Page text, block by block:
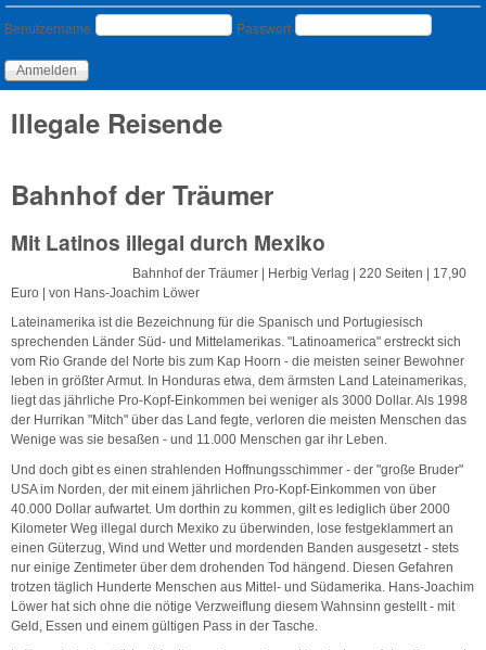
Benutzeranmeldung
Benutzername Passwort
Illegale Reisende
Bahnhof der Träumer
Mit Latinos illegal durch Mexiko
Bahnhof der Träumer | Herbig Verlag | 220 Seiten | 17,90
Euro | von Hans-Joachim Löwer
Lateinamerika ist die Bezeichnung für die Spanisch und Portugiesisch
sprechenden Länder Süd- und Mittelamerikas. "Latinoamerica" erstreckt sich
vom Rio Grande del Norte bis zum Kap Hoorn - die meisten seiner Bewohner
leben in größter Armut. In Honduras etwa, dem ärmsten Land Lateinamerikas,
liegt das jährliche Pro-Kopf-Einkommen bei weniger als 3000 Dollar. Als 1998
der Hurrikan "Mitch" über das Land fegte, verloren die meisten Menschen das
Wenige was sie besaßen - und 11.000 Menschen gar ihr Leben.
Und doch gibt es einen strahlenden Hoffnungsschimmer - der "große Bruder"
USA im Norden, der mit einem jährlichen Pro-Kopf-Einkommen von über
40.000 Dollar aufwartet. Um dorthin zu kommen, gilt es lediglich über 2000
Kilometer Weg illegal durch Mexiko zu überwinden, lose festgeklammert an
einen Güterzug, Wind und Wetter und mordenden Banden ausgesetzt - stets
nur einige Zentimeter über dem drohenden Tod hängend. Diesen Gefahren
trotzen täglich Hunderte Menschen aus Mittel- und Südamerika. Hans-Joachim
Löwer hat sich ohne die nötige Verzweiflung diesem Wahnsinn gestellt - mit
Geld, Essen und einem gültigen Pass in der Tasche.